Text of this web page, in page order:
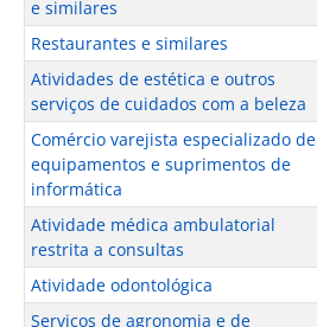
e similares
Restaurantes e similares
Atividades de estética e outros
serviços de cuidados com a beleza
Comércio varejista especializado de
equipamentos e suprimentos de
informática
Atividade médica ambulatorial
restrita a consultas
Atividade odontológica
Serviços de agronomia e de